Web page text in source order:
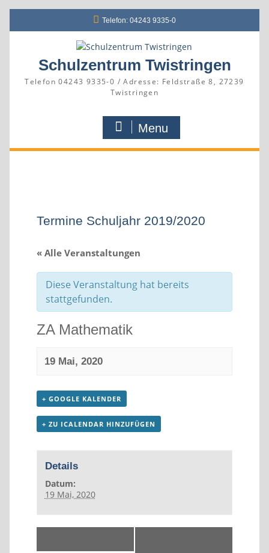
Telefon: 04243 9335-0
Schulzentrum Twistringen
Telefon 04243 9335-0 / Adresse: Feldstraße 8, 27239
Twistringen
Menu
Termine Schuljahr 2019/2020
« Alle Veranstaltungen
Diese Veranstaltung hat bereits
stattgefunden.
ZA Mathematik
19 Mai, 2020
+ GOOGLE KALENDER
+ ZU ICALENDAR HINZUFÜGEN
Details
Datum:
19 Mai, 2020